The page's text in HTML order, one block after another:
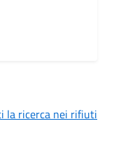
la ricerca nei rifiuti